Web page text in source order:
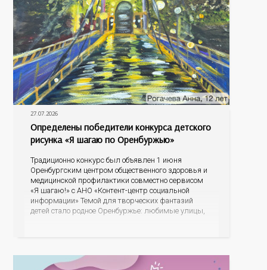
27.07.2026
Определены победители конкурса детского
рисунка «Я шагаю по Оренбуржью»
Традиционно конкурс был объявлен 1 июня
Оренбургским центром общественного здоровья и
медицинской профилактики совместно сервисом
«Я шагаю!» с АНО «Контент-центр социальной
информации» Темой для творческих фантазий
детей стало родное Оренбуржье: любимые улицы,